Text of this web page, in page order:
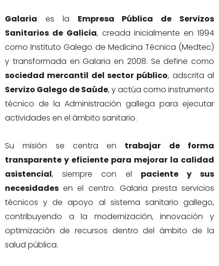
Galaria es la Empresa Pública de Servizos
Sanitarios de Galicia, creada inicialmente en 1994
como Instituto Galego de Medicina Técnica (Medtec)
y transformada en Galaria en 2008. Se define como
sociedad mercantil del sector público, adscrita al
Servizo Galego de Saúde, y actúa como instrumento
técnico de la Administración gallega para ejecutar
actividades en el ámbito sanitario.
Su misión se centra en trabajar de forma
transparente y eficiente para mejorar la calidad
asistencial, siempre con el paciente y sus
necesidades en el centro. Galaria presta servicios
técnicos y de apoyo al sistema sanitario gallego,
contribuyendo a la modernización, innovación y
optimización de recursos dentro del ámbito de la
salud pública.